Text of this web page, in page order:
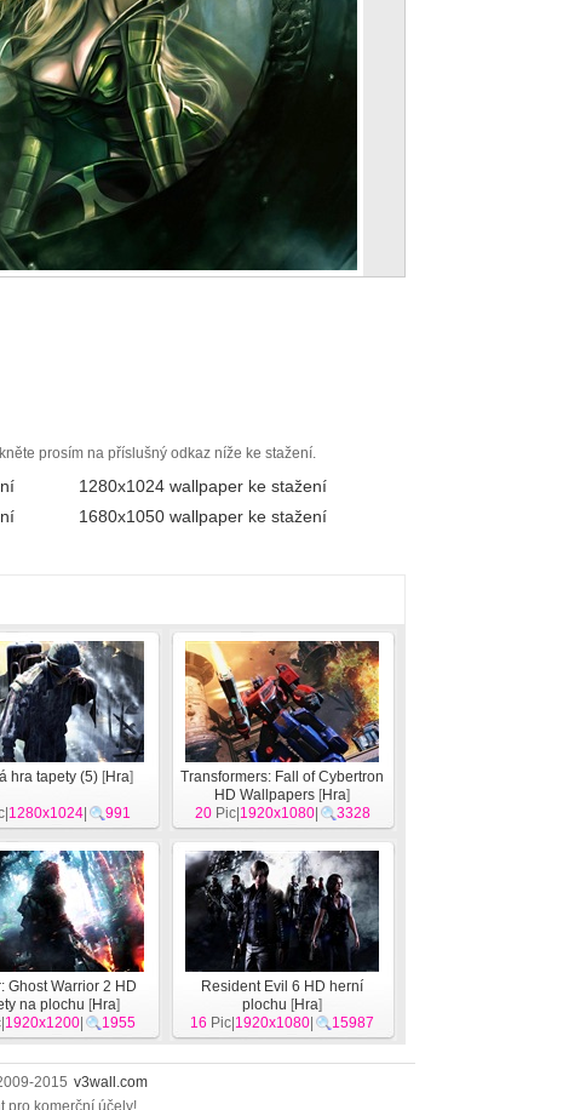
prosím na příslušný odkaz níže ke stažení.
1280x1024 wallpaper ke stažení
1680x1050 wallpaper ke stažení
hra tapety (5) [Hra]
1280x1024 991
Transformers: Fall of Cybertron
HD Wallpapers [Hra]
20Pic| 1920x1080| 3328
Ghost Warrior 2 HD
na plochu [Hra]
1920x1200| 1955
Resident Evil 6 HD herní
plochu [Hra]
16 Pic| 1920x1080 15987
2015 v3wall.com
pro komerční účely!